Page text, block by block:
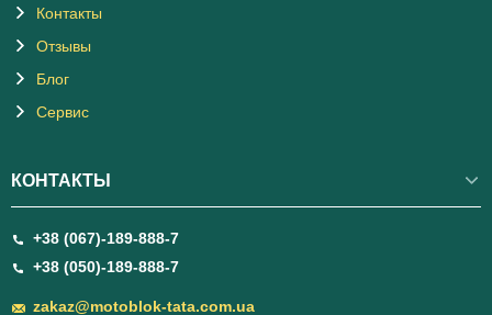
Контакты
Отзывы
Блог
Сервис
КОНТАКТЫ
+38 (067)-189-888-7
+38 (050)-189-888-7
zakaz@motoblok-tata.com.ua